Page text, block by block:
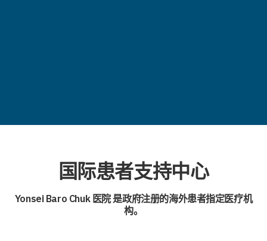
国际患者支持中心
Yonsei Baro Chuk 医院是政府注册的海外患者指定医疗机
构。